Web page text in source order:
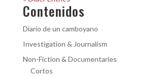
Contenidos
Diario de un camboyano
Investigation & Journalism
Non-Fiction & Documentaries
Cortos